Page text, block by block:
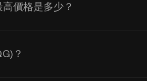
價格是多少？
？